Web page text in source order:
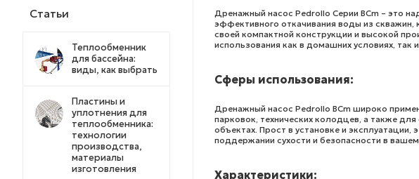
Дренажный насос Pedrollo Серии BCm – это
эффективного откачивания воды из
своей компактной конструкции и высокой
использования как в домашних условиях, так
Сферы использования:
Дренажный насос Pedrollo BCm широко
парковок, технических колодцев, а также
объектах. Прост в установке и
поддержании сухости и безопасности в
Характеристики:
Статьи
Теплообменник
для бассейна:
виды, как выбрать
Пластины и
уплотнения для
теплообменника:
технологии
производства,
материалы
изготовления